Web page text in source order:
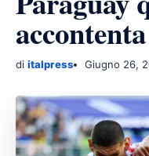
di italpress Giugno 26,